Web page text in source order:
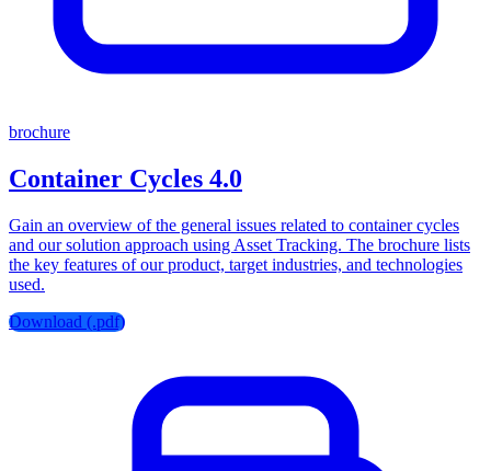
brochure
Container Cycles 4.0
Gain an overview of the general issues related to container cycles
and our solution approach using Asset Tracking. The brochure lists
the key features of our product, target industries, and technologies
used.
Download (.pdf)